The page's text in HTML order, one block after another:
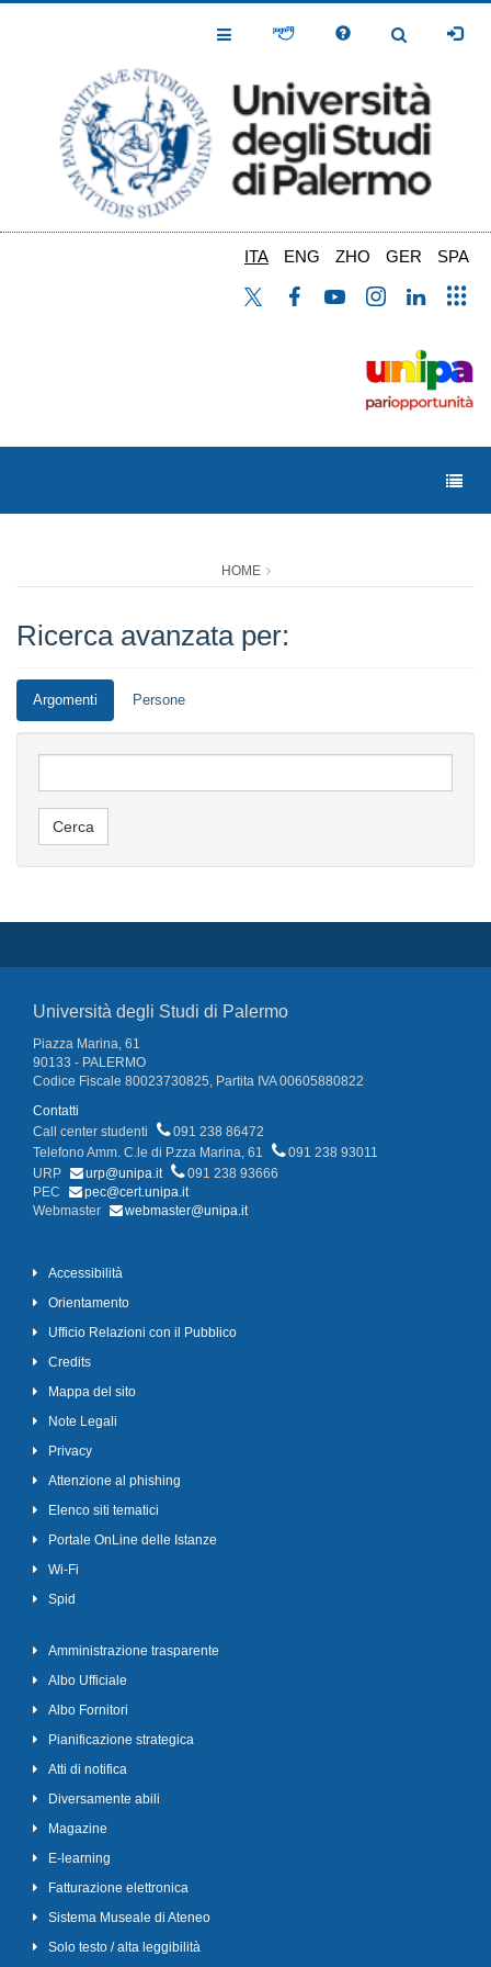
Toggle
Toggle
ITA ENG ZHO GER SPA
HOME
Ricerca avanzata per:
Argomenti Persone
Università degli Studi di Palermo
Piazza Marina, 61
90133 - PALERMO
Codice Fiscale 80023730825, Partita IVA 00605880822
Contatti
Call center studenti
091 238 86472
Telefono Amm. C.le di P.zza Marina, 61
091 238 93011
URP
urp@unipa.it
091 238 93666
PEC
pec@cert.unipa.it
Webmaster
webmaster@unipa.it
Accessibilità
Orientamento
Ufficio Relazioni con il Pubblico
Credits
Mappa del sito
Note Legali
Privacy
Attenzione al phishing
Elenco siti tematici
Portale OnLine delle Istanze
Wi-Fi
Spid
Amministrazione trasparente
Albo Ufficiale
Albo Fornitori
Pianificazione strategica
Atti di notifica
Diversamente abili
Magazine
E-learning
Fatturazione elettronica
Sistema Museale di Ateneo
Solo testo / alta leggibilità